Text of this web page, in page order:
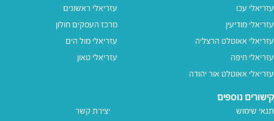
עזריאלי עכו
עזריאלי מודיעין
עזריאלי אאוטלט הרצליה
עזריאלי חיפה
עזריאלי אאוטלט אור יהודה
עזריאלי ראשונים
מרכז העסקים חולון
עזריאלי מול הים
עזריאלי טאון
קישורים נוספים
תנאי שימוש יצירת קשר